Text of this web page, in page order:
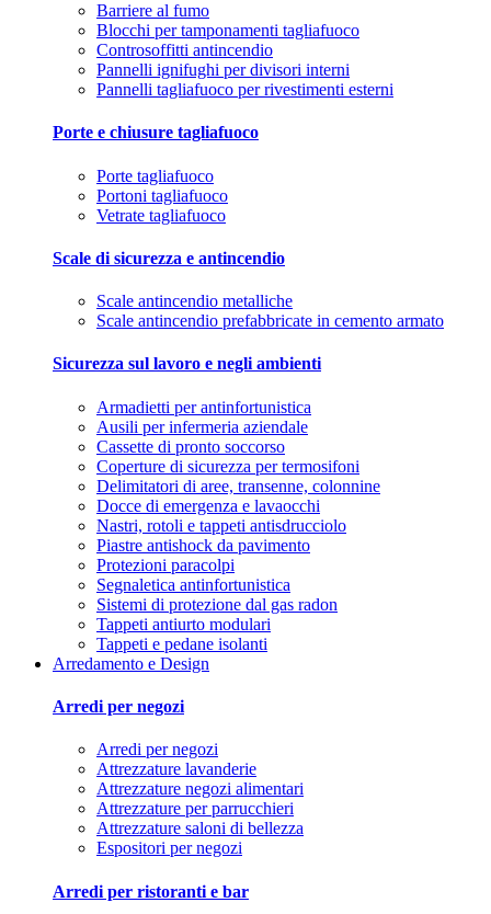
Barriere al fumo
Blocchi per tamponamenti tagliafuoco
Controsoffitti antincendio
Pannelli ignifughi per divisori interni
Pannelli tagliafuoco per rivestimenti esterni
Porte e chiusure tagliafuoco
Porte tagliafuoco
Portoni tagliafuoco
Vetrate tagliafuoco
Scale di sicurezza e antincendio
Scale antincendio metalliche
Scale antincendio prefabbricate in cemento armato
Sicurezza sul lavoro e negli ambienti
Armadietti per antinfortunistica
Ausili per infermeria aziendale
Cassette di pronto soccorso
Coperture di sicurezza per termosifoni
Delimitatori di aree, transenne, colonnine
Docce di emergenza e lavaocchi
Nastri, rotoli e tappeti antisdrucciolo
Piastre antishock da pavimento
Protezioni paracolpi
Segnaletica antinfortunistica
Sistemi di protezione dal gas radon
Tappeti antiurto modulari
Tappeti e pedane isolanti
Arredamento e Design
Arredi per negozi
Arredi per negozi
Attrezzature lavanderie
Attrezzature negozi alimentari
Attrezzature per parrucchieri
Attrezzature saloni di bellezza
Espositori per negozi
Arredi per ristoranti e bar